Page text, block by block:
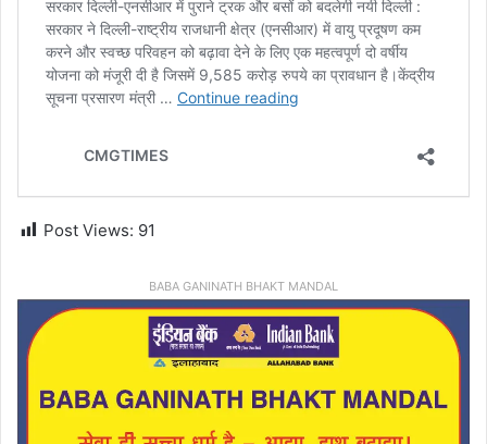
Post Views: 91
BABA GANINATH BHAKT MANDAL